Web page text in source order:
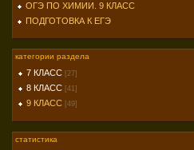
ОГЭ ПО ХИМИИ. 9 КЛАСС
ПОДГОТОВКА К ЕГЭ
категории раздела
7 КЛАСС [27]
8 КЛАСС [41]
9 КЛАСС [49]
статистика